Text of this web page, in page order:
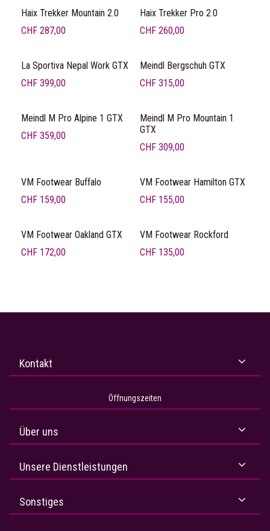
Haix Trekker Mountain 2.0
CHF 287,00
Haix Trekker Pro 2.0
CHF 260,00
La Sportiva Nepal Work GTX
CHF 399,00
Meindl Bergschuh GTX
CHF 315,00
Meindl M Pro Alpine 1 GTX
CHF 359,00
Meindl M Pro Mountain 1
GTX
CHF 309,00
VM Footwear Buffalo
CHF 159,00
VM Footwear Hamilton GTX
CHF 155,00
VM Footwear Oakland GTX
CHF 172,00
VM Footwear Rockford
CHF 135,00
Kontakt
Öffnungszeiten
Über uns
Unsere Dienstleistungen
Sonstiges